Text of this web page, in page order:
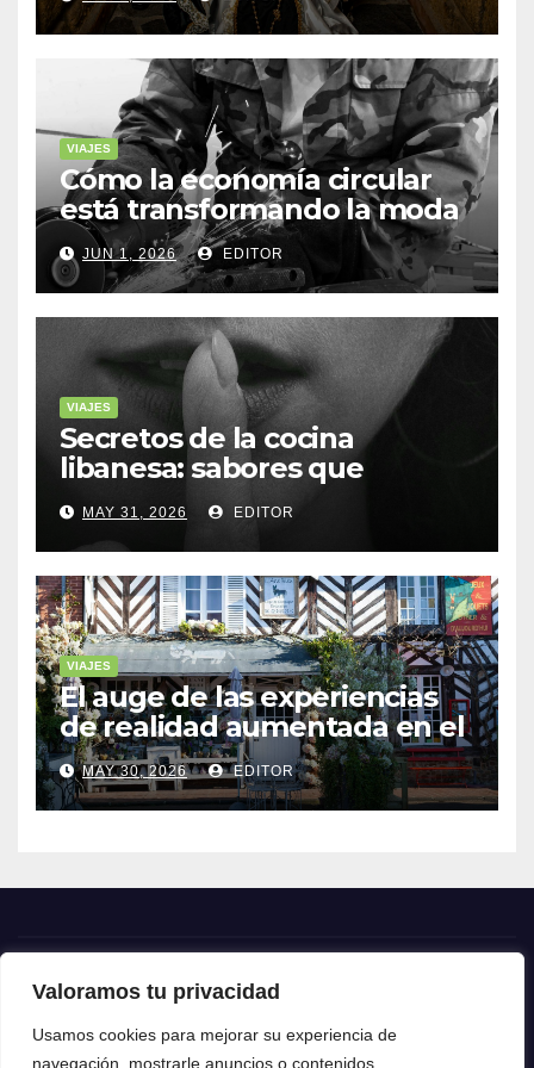
Valoramos tu privacidad
Usamos cookies para mejorar su experiencia de
navegación, mostrarle anuncios o contenidos
VIAJES
Cómo la economía circular
está transformando la moda
sostenible
JUN 1, 2026 EDITOR
VIAJES
Secretos de la cocina
libanesa: sabores que
cuentan historias
MAY 31, 2026 EDITOR
VIAJES
El auge de las experiencias
de realidad aumentada en el
turismo
MAY 30, 2026 EDITOR
Crónica24